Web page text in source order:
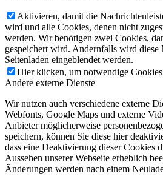
Aktivieren, damit die
wird und alle Cookies, denen nicht
werden. Wir benötigen zwei Cookies,
gespeichert wird. Andernfalls wird
Seitenladen eingeblendet werden.
Hier klicken, um notwendige
Andere externe Dienste
Wir nutzen auch verschiedene externe
Webfonts, Google Maps und externe
Anbieter möglicherweise
speichern, können Sie diese hier
dass eine Deaktivierung dieser Cookies
Aussehen unserer Webseite erheblich
Änderungen werden nach einem